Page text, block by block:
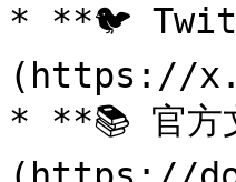
* **🐦
(https://
* **📚 官方